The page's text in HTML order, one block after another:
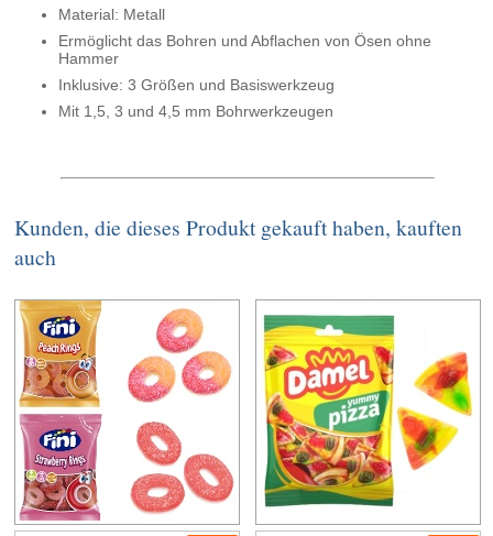
Material: Metall
Ermöglicht das Bohren und Abflachen von Ösen ohne
Hammer
Inklusive: 3 Größen und Basiswerkzeug
Mit 1,5, 3 und 4,5 mm Bohrwerkzeugen
Kunden, die dieses Produkt gekauft haben, kauften
auch